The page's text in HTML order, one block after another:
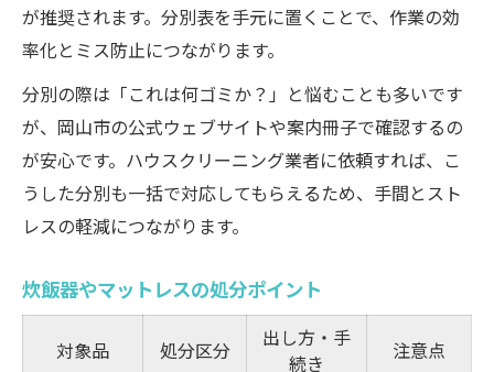
が推奨されます。分別表を手元に置くことで、作業の効
率化とミス防止につながります。
分別の際は「これは何ゴミか？」と悩むことも多いです
が、岡山市の公式ウェブサイトや案内冊子で確認するの
が安心です。ハウスクリーニング業者に依頼すれば、こ
うした分別も一括で対応してもらえるため、手間とスト
レスの軽減につながります。
炊飯器やマットレスの処分ポイント
対象品 処分区分
出し方・手
続き
注意点